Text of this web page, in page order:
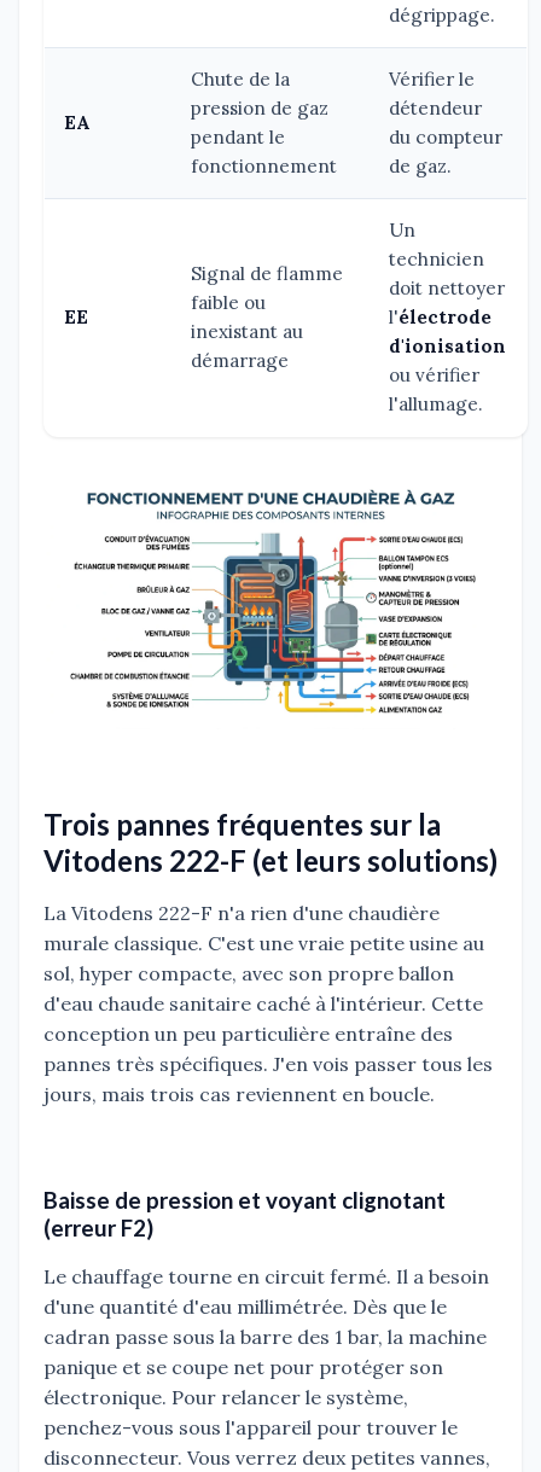
dégrippage.
EA
Chute de la
pression de gaz
pendant le
fonctionnement
Vérifier le
détendeur
du compteur
de gaz.
EE
Signal de flamme
faible ou
inexistant au
démarrage
Un
technicien
doit nettoyer
l'électrode
d'ionisation
ou vérifier
l'allumage.
Trois pannes fréquentes sur la
Vitodens 222-F (et leurs solutions)
La Vitodens 222-F n'a rien d'une chaudière
murale classique. C'est une vraie petite usine au
sol, hyper compacte, avec son propre ballon
d'eau chaude sanitaire caché à l'intérieur. Cette
conception un peu particulière entraîne des
pannes très spécifiques. J'en vois passer tous les
jours, mais trois cas reviennent en boucle.
Baisse de pression et voyant clignotant
(erreur F2)
Le chauffage tourne en circuit fermé. Il a besoin
d'une quantité d'eau millimétrée. Dès que le
cadran passe sous la barre des 1 bar, la machine
panique et se coupe net pour protéger son
électronique. Pour relancer le système,
penchez-vous sous l'appareil pour trouver le
disconnecteur. Vous verrez deux petites vannes,